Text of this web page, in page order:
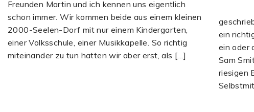
Freunden Martin und ich kennen uns eigentlich
schon immer. Wir kommen beide aus einem kleinen
2000-Seelen-Dorf mit nur einem Kindergarten,
einer Volksschule, einer Musikkapelle. So richtig
miteinander zu tun hatten wir aber erst, als […]
ein
ein oder
Sam
riesigen